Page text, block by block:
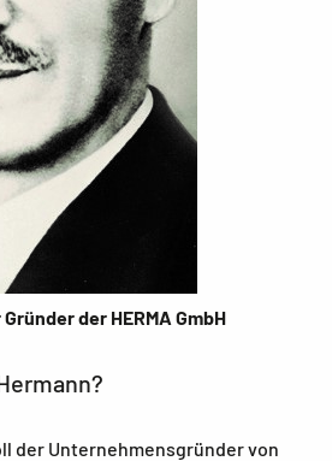
der HERMA GmbH
der Unternehmensgründer von